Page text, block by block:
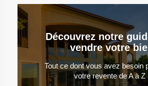
Découvrez notre
vendre votre
Tout ce dont vous avez besoin
votre revente de A à Z